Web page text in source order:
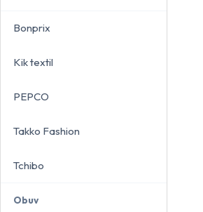
Bonprix
Kik textil
PEPCO
Takko Fashion
Tchibo
Obuv